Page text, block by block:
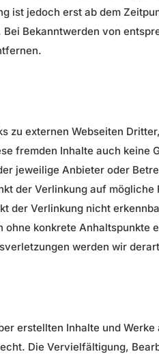
ist jedoch erst ab dem
Bekanntwerden von
zu externen Webseiten
fremden Inhalte auch keine
jeweilige Anbieter oder
der Verlinkung auf
der Verlinkung nicht
konkrete Anhaltspunkte
werden wir
erstellten Inhalte und
Die Vervielfältigung,